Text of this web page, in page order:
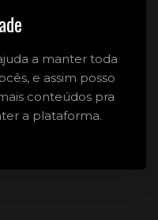
a manter toda
e assim posso
conteúdos pra
a plataforma.